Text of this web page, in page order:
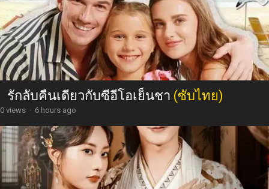
รักลับคืนเดียวกับซีอีโอเย็นชา (ซับไทย)
0 views · 6 hours ago